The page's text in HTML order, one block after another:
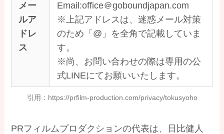
メー
ルア
ドレ
ス
Email:office＠goboundjapan.com
※上記アドレスは、迷惑メール対策
のため「@」を全角で記載していま
す。
※尚、お問い合わせの際は専用の公
式LINEにてお願いいたします。
引用：https://prfilm-production.com/privacy/tokusyoho
PRフィルムプロダクションの代表は、日比健人